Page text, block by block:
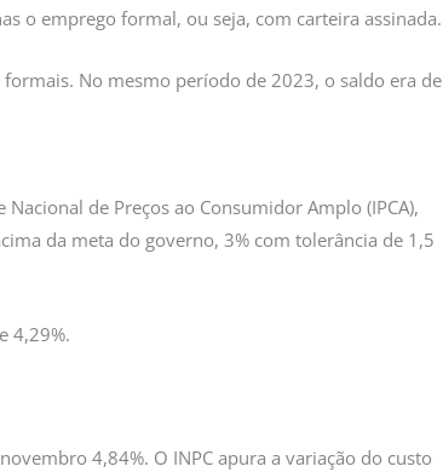
o emprego formal, ou seja, com carteira assinada.
No mesmo período de 2023, o saldo era de
de Preços ao Consumidor Amplo (IPCA),
da meta do governo, 3% com tolerância de 1,5
4,29%.
4,84%. O INPC apura a variação do custo